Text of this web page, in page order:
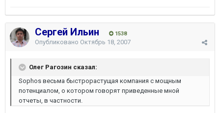
Сергей Ильин 1538
Опубликовано Октябрь 18, 2007
Олег Рагозин сказал:
Sophos весьма быстрорастущая компания с мощным
потенциалом, о котором говорят приведенные мной
отчеты, в частности.